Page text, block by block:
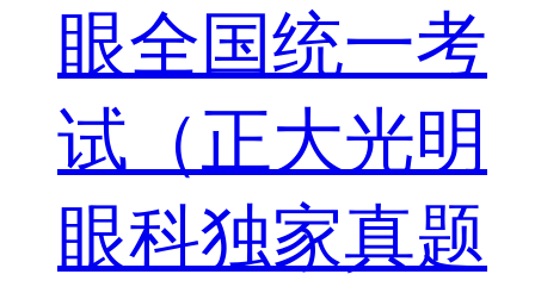
眼全国统一考
试（正大光明
眼科独家真题